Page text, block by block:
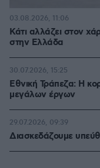
Κάτι αλλάζει στον
στην Ελλάδα
03.08.2026, 11:06
Εθνική Τράπεζα: Η
μεγάλων έργων
30.07.2026, 15:25
Διασκεδάζουμε
29.07.2026, 09:39